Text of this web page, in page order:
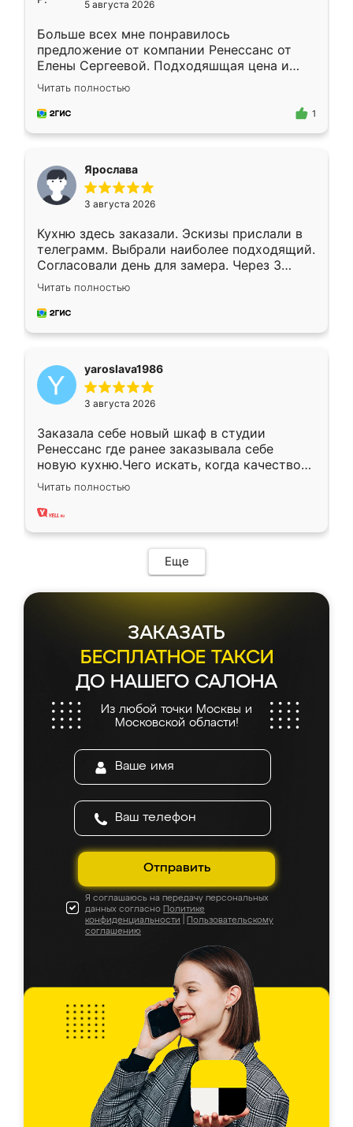
5 августа 2026
Больше всех мне понравилось
предложение от компании Ренессанс от
Елены Сергеевой. Подходяшщая цена и
короткие сроки изготовления. Приехавший
для замера сотрудник Владислав
предложил по моему эскизу самый
Читать полностью
1
Ярослава
3 августа 2026
Кухню здесь заказали. Эскизы прислали в
телеграмм. Выбрали наиболее подходящий.
Согласовали день для замера. Через 3
недели кухня была уже готова. Остались
довольны работой. Спасибо Ренессанс
мебель за качественную работу!
Читать полностью
yaroslava1986
3 августа 2026
Заказала себе новый шкаф в студии
Ренессанс где ранее заказывала себе
новую кухню.Чего искать, когда качеством
вполне довольна. Служит кухня уже почти
два года, нареканий нет.
Читать полностью
Еще
ЗАКАЗАТЬ
БЕСПЛАТНОЕ ТАКСИ
ДО НАШЕГО САЛОНА
Из любой точки Москвы и
Московской области!
Отправить
Я соглашаюсь на передачу персональных
данных согласно Политике
конфиденциальности
Пользовательскому
соглашению